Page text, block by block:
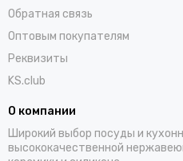
Обратная связь
Оптовым покупателям
Реквизиты
KS.club
О компании
Широкий выбор посуды и
высококачественной